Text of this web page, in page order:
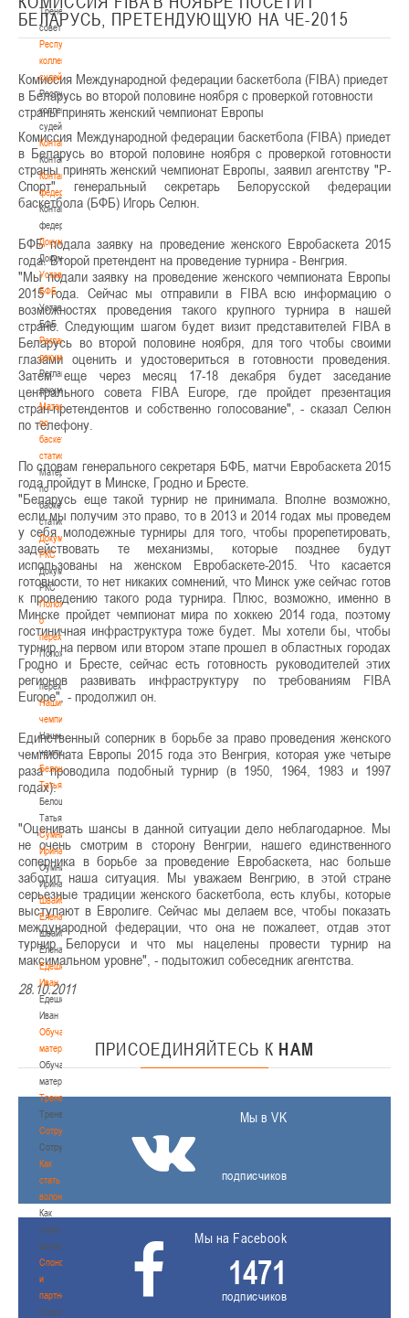
Тренерский
совет
Республиканская
коллегия
судей
Республиканская
коллегия
судей
Контакты
Контакты
Контакты
федерации
Контакты
федерации
Документы
Документы
Устав
БФБ
Устав
БФБ
Регламентирующие
документы
Регламентирующие
документы
Материалы
по
баскетбольной
статистике
Материалы
по
баскетбольной
статистике
Документы
РКС
Документы
РКС
Положение
о
переходах
Положение
о
переходах
Наши
чемпионы
Наши
чемпионы
Белошапко
Татьяна
Белошапко
Татьяна
Сумникова
Ирина
Сумникова
Ирина
Швайбович
Елена
Швайбович
Елена
Едешко
Иван
Едешко
Иван
Обучающие
материалы
Обучающие
материалы
Тренерам
Тренерам
Сотрудничество
Сотрудничество
Как
стать
волонтером
Как
стать
волонтером
Спонсоры
и
партнеры
Спонсоры
БЕЛАРУСЬ, ПРЕТЕНДУЮЩУЮ НА ЧЕ-2015
Комиссия Международной федерации баскетбола (FIBA) приедет
в Беларусь во второй половине ноября с проверкой готовности
страны принять женский чемпионат Европы
Комиссия Международной федерации баскетбола (FIBA) приедет
в Беларусь во второй половине ноября с проверкой готовности
страны принять женский чемпионат Европы, заявил агентству "Р-
Спорт" генеральный секретарь Белорусской федерации
баскетбола (БФБ) Игорь Селюн.
БФБ подала заявку на проведение женского Евробаскета 2015
года. Второй претендент на проведение турнира - Венгрия.
"Мы подали заявку на проведение женского чемпионата Европы
2015 года. Сейчас мы отправили в FIBA всю информацию о
возможностях проведения такого крупного турнира в нашей
стране. Следующим шагом будет визит представителей FIBA в
Беларусь во второй половине ноября, для того чтобы своими
глазами оценить и удостовериться в готовности проведения.
Затем еще через месяц 17-18 декабря будет заседание
центрального совета FIBA Europe, где пройдет презентация
стран-претендентов и собственно голосование", - сказал Селюн
по телефону.
По словам генерального секретаря БФБ, матчи Евробаскета 2015
года пройдут в Минске, Гродно и Бресте.
"Беларусь еще такой турнир не принимала. Вполне возможно,
если мы получим это право, то в 2013 и 2014 годах мы проведем
у себя молодежные турниры для того, чтобы прорепетировать,
задействовать те механизмы, которые позднее будут
использованы на женском Евробаскете-2015. Что касается
готовности, то нет никаких сомнений, что Минск уже сейчас готов
к проведению такого рода турнира. Плюс, возможно, именно в
Минске пройдет чемпионат мира по хоккею 2014 года, поэтому
гостиничная инфраструктура тоже будет. Мы хотели бы, чтобы
турнир на первом или втором этапе прошел в областных городах
Гродно и Бресте, сейчас есть готовность руководителей этих
регионов развивать инфраструктуру по требованиям FIBA
Europe", - продолжил он.
Единственный соперник в борьбе за право проведения женского
чемпионата Европы 2015 года это Венгрия, которая уже четыре
раза проводила подобный турнир (в 1950, 1964, 1983 и 1997
годах).
"Оценивать шансы в данной ситуации дело неблагодарное. Мы
не очень смотрим в сторону Венгрии, нашего единственного
соперника в борьбе за проведение Евробаскета, нас больше
заботит наша ситуация. Мы уважаем Венгрию, в этой стране
серьезные традиции женского баскетбола, есть клубы, которые
выступают в Евролиге. Сейчас мы делаем все, чтобы показать
международной федерации, что она не пожалеет, отдав этот
турнир Белоруси и что мы нацелены провести турнир на
максимальном уровне", - подытожил собеседник агентства.
28.10.2011
ПРИСОЕДИНЯЙТЕСЬ К НАМ
Мы в VK
подписчиков
Мы на Facebook
1471
подписчиков